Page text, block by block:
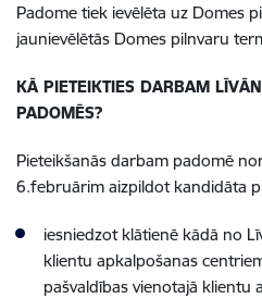
Padome tiek ievēlēta uz Domes
jaunievēlētās Domes pilnvaru
KĀ PIETEIKTIES DARBAM
PADOMĒS?
Pieteikšanās darbam padomē
6.februārim aizpildot kandidāta
iesniedzot klātienē kādā no
klientu apkalpošanas
pašvaldības vienotajā klientu